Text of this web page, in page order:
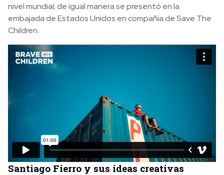
nivel mundial; de igual manera se presentó en la
embajada de Estados Unidos en compañía de Save The
Children.
Santiago Fierro y sus ideas creativas